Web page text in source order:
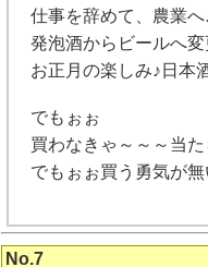
仕事を辞めて、農業へ
発泡酒からビールへ変
お正月の楽しみ♪日本
でもぉぉ
買わなきゃ～～～当
でもぉぉ買う勇気が無
No.7